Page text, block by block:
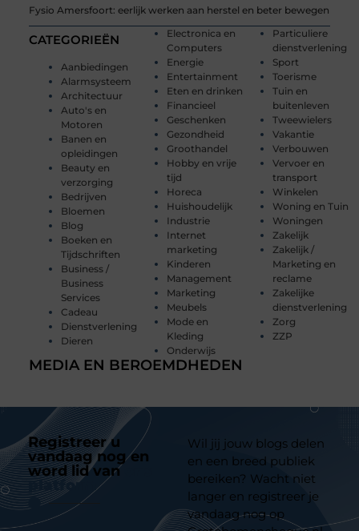
Fysio Amersfoort: eerlijk werken aan herstel en beter bewegen
CATEGORIEËN
Aanbiedingen
Alarmsysteem
Architectuur
Auto's en
Motoren
Banen en
opleidingen
Beauty en
verzorging
Bedrijven
Bloemen
Blog
Boeken en
Tijdschriften
Business /
Business
Services
Cadeau
Dienstverlening
Dieren
Electronica en
Computers
Energie
Entertainment
Eten en drinken
Financieel
Geschenken
Gezondheid
Groothandel
Hobby en vrije
tijd
Horeca
Huishoudelijk
Industrie
Internet
marketing
Kinderen
Management
Marketing
Meubels
Mode en
Kleding
Onderwijs
Particuliere
dienstverlening
Sport
Toerisme
Tuin en
buitenleven
Tweewielers
Vakantie
Verbouwen
Vervoer en
transport
Winkelen
Woning en Tuin
Woningen
Zakelijk
Zakelijk /
Marketing en
reclame
Zakelijke
dienstverlening
Zorg
ZZP
MEDIA EN BEROEMDHEDEN
Registreer u
vandaag nog en
word lid van
platform
Wil jij jouw blogs delen
en een breed publiek
bereiken? Wacht niet
langer en registreer je
vandaag nog op